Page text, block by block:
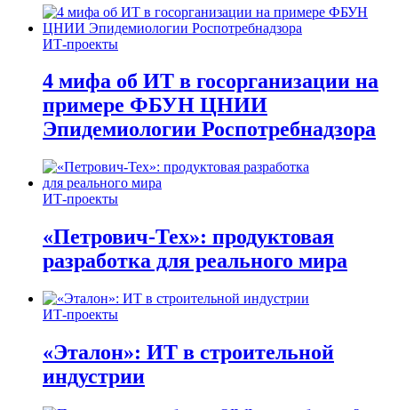
ИТ-проекты
4 мифа об ИТ в госорганизации на
примере ФБУН ЦНИИ
Эпидемиологии Роспотребнадзора
ИТ-проекты
«Петрович-Тех»: продуктовая
разработка для реального мира
ИТ-проекты
«Эталон»: ИТ в строительной
индустрии